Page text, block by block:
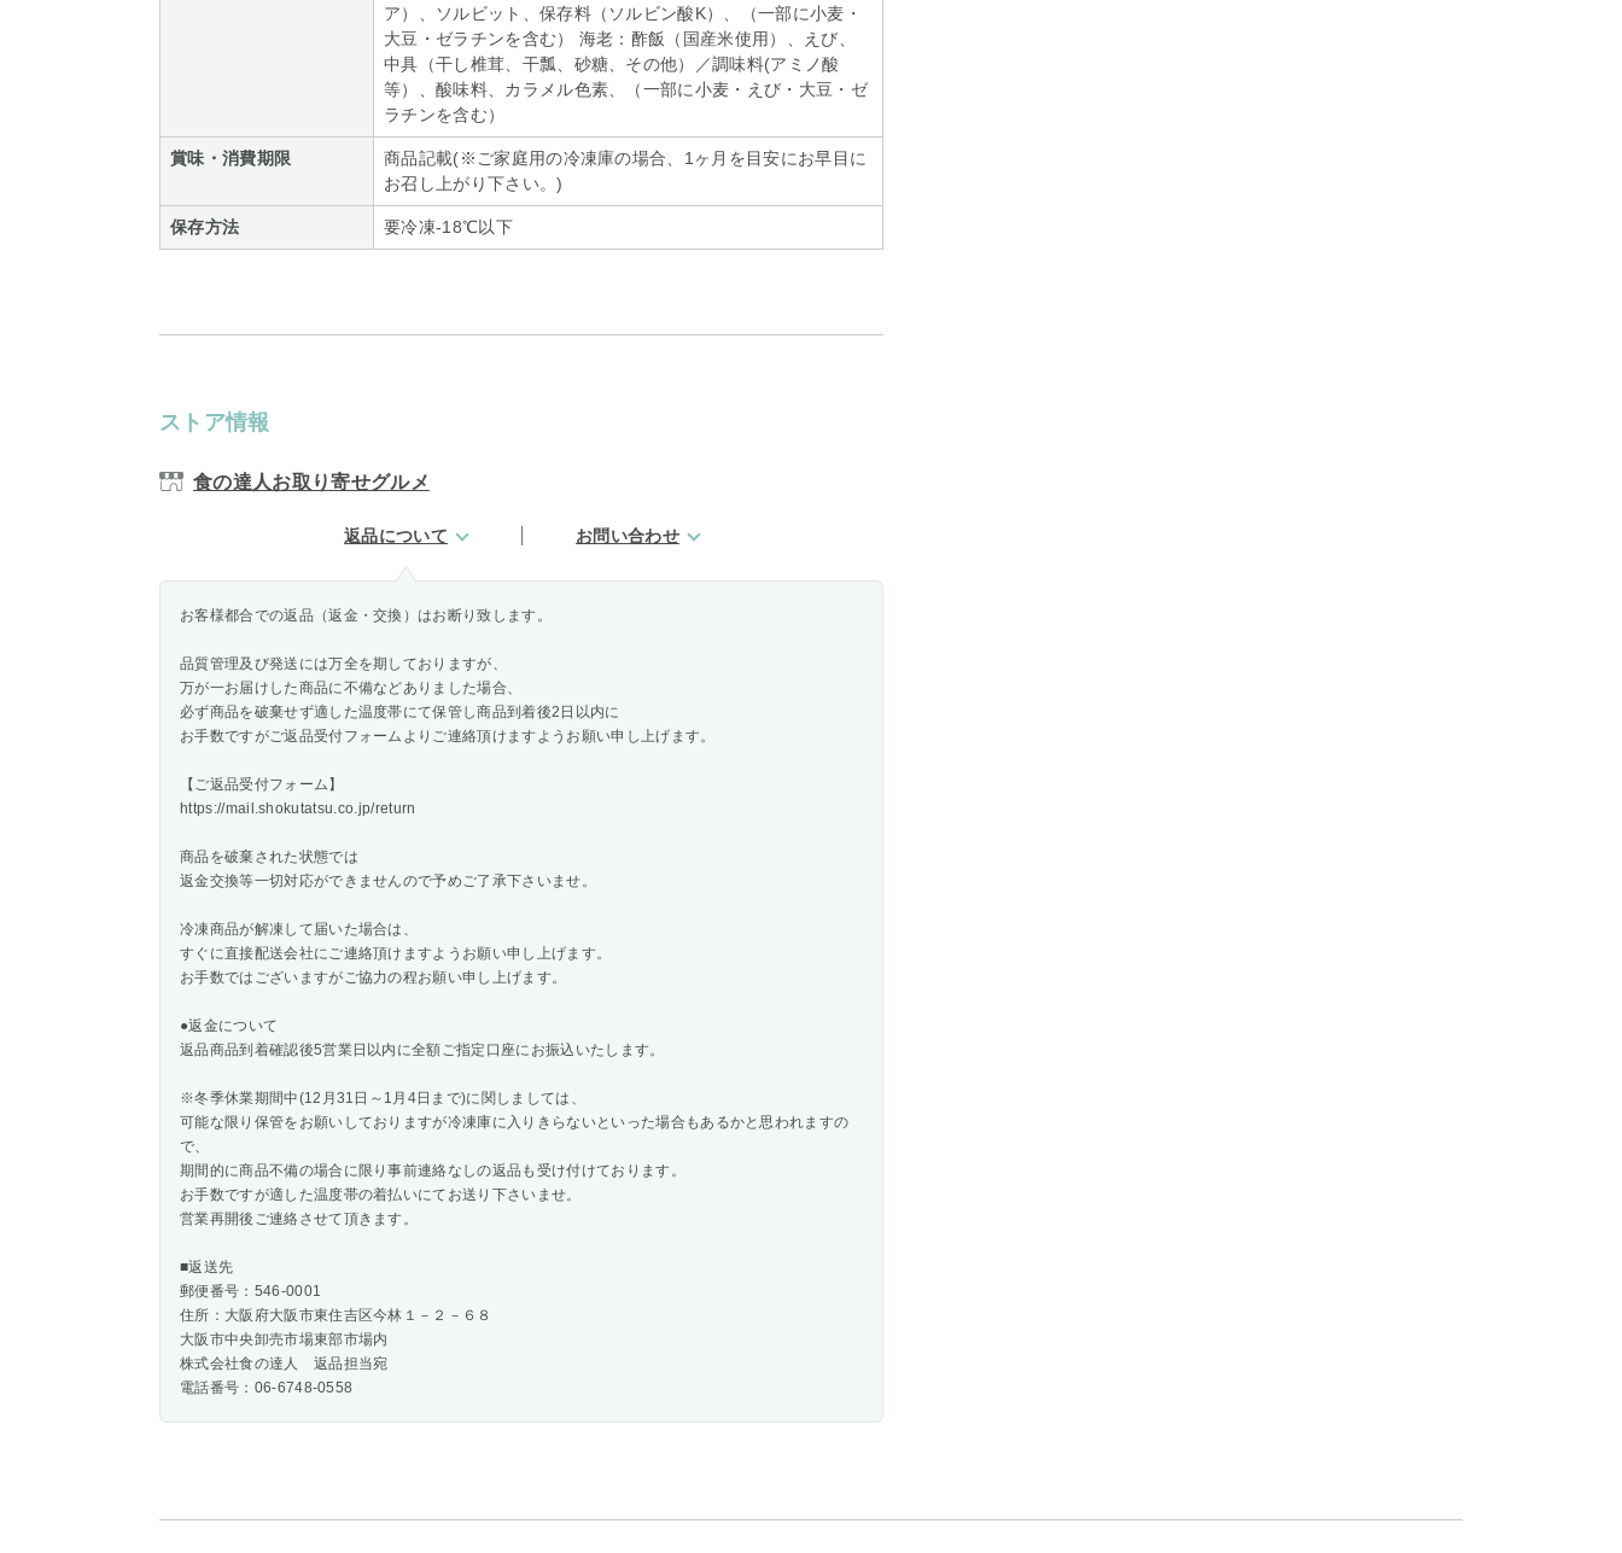
ア）、ソルビット、保存料（ソルビン酸K）、（一部に小麦・
大豆・ゼラチンを含む） 海老：酢飯（国産米使用）、えび、
中具（干し椎茸、干瓢、砂糖、その他）／調味料(アミノ酸
等）、酸味料、カラメル色素、（一部に小麦・えび・大豆・ゼ
ラチンを含む）
賞味・消費期限
商品記載(※ご家庭用の冷凍庫の場合、1ヶ月を目安にお早目に
お召し上がり下さい。)
保存方法 要冷凍-18℃以下
ストア情報
食の達人お取り寄せグルメ
返品について お問い合わせ
お客様都合での返品（返金・交換）はお断り致します。
品質管理及び発送には万全を期しておりますが、
万が一お届けした商品に不備などありました場合、
必ず商品を破棄せず適した温度帯にて保管し商品到着後2日以内に
お手数ですがご返品受付フォームよりご連絡頂けますようお願い申し上げます。
【ご返品受付フォーム】
https://mail.shokutatsu.co.jp/return
商品を破棄された状態では
返金交換等一切対応ができませんので予めご了承下さいませ。
冷凍商品が解凍して届いた場合は、
すぐに直接配送会社にご連絡頂けますようお願い申し上げます。
お手数ではございますがご協力の程お願い申し上げます。
●返金について
返品商品到着確認後5営業日以内に全額ご指定口座にお振込いたします。
※冬季休業期間中(12月31日～1月4日まで)に関しましては、
可能な限り保管をお願いしておりますが冷凍庫に入りきらないといった場合もあるかと思われますの
で、
期間的に商品不備の場合に限り事前連絡なしの返品も受け付けております。
お手数ですが適した温度帯の着払いにてお送り下さいませ。
営業再開後ご連絡させて頂きます。
■返送先
郵便番号：546-0001
住所：大阪府大阪市東住吉区今林１－２－６８
大阪市中央卸売市場東部市場内
株式会社食の達人 返品担当宛
電話番号：06-6748-0558